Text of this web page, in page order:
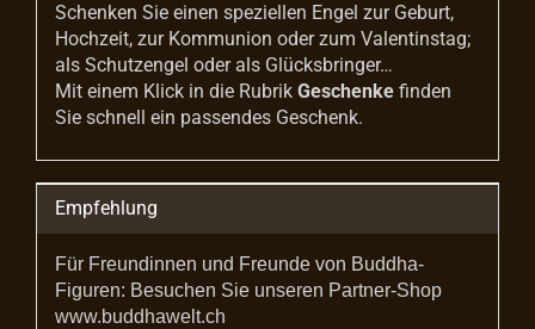
Schenken Sie einen speziellen Engel zur Geburt,
Hochzeit, zur Kommunion oder zum Valentinstag;
als Schutzengel oder als Glücksbringer…
Mit einem Klick in die Rubrik Geschenke finden
Sie schnell ein passendes Geschenk.
Empfehlung
Für Freundinnen und Freunde von Buddha-
Figuren: Besuchen Sie unseren Partner-Shop
www.buddhawelt.ch